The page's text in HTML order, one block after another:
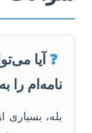
❓ آیا
نامه‌ام را
بله،